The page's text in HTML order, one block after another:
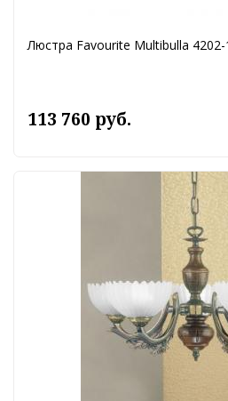
Люстра Favourite Multibulla 4202-
113 760 руб.